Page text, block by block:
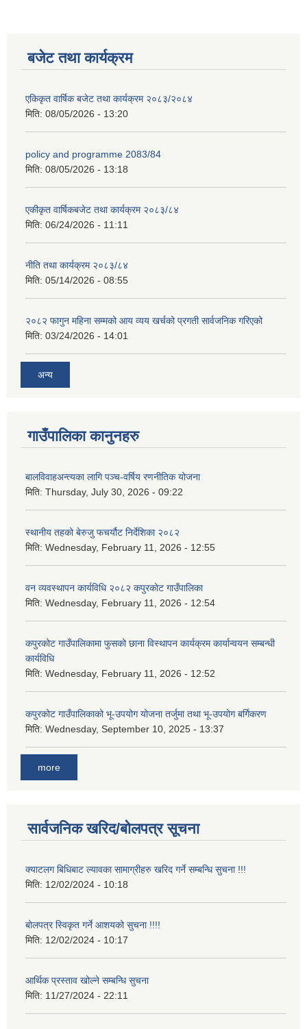
बजेट तथा कार्यक्रम
एकिकृत वार्षिक बजेट तथा कार्यक्रम २०८३/२०८४
मिति: 08/05/2026 - 13:20
policy and programme 2083/84
मिति: 08/05/2026 - 13:18
एकीकृत वार्षिकबजेट तथा कार्यक्रम २०८३/८४
मिति: 06/24/2026 - 11:11
नीति तथा कार्यक्रम २०८३/८४
मिति: 05/14/2026 - 08:55
२०८२ फागुन महिना सम्मको आय व्यय खर्चको प्रगती सार्वजनिक गरिएको
मिति: 03/24/2026 - 14:01
अन्य
गाउँपालिका कानुनहरु
बालविवाहअन्त्यका लागि पञ्च-वर्षिय रणनीतिक योजना
मिति: Thursday, July 30, 2026 - 09:22
स्थानीय तहको बेरुजु फचर्यौट निर्देशिका २०८२
मिति: Wednesday, February 11, 2026 - 12:55
वन व्यवस्थापन कार्यविधि २०८२ कपुरकोट गाउँपालिका
मिति: Wednesday, February 11, 2026 - 12:54
कपुरकोट गाउँपालिकामा फुसको छाना विस्थापन कार्यक्रम कार्यान्वयन सम्बन्धी
कार्यविधि
मिति: Wednesday, February 11, 2026 - 12:52
कपुरकोट गाउँपालिकाको भू-उपयोग योजना तर्जुमा तथा भू-उपयोग बर्गिकरण
मिति: Wednesday, September 10, 2025 - 13:37
more
सार्वजनिक खरिद/बोलपत्र सूचना
क्याटलग बिधिबाट ल्यावका सामाग्रीहरु खरिद गर्ने सम्बन्धि सुचना !!!
मिति: 12/02/2024 - 10:18
बोलपत्र स्विकृत गर्ने आशयको सुचना !!!!
मिति: 12/02/2024 - 10:17
आर्थिक प्रस्ताव खोल्ने सम्बन्धि सुचना
मिति: 11/27/2024 - 22:11